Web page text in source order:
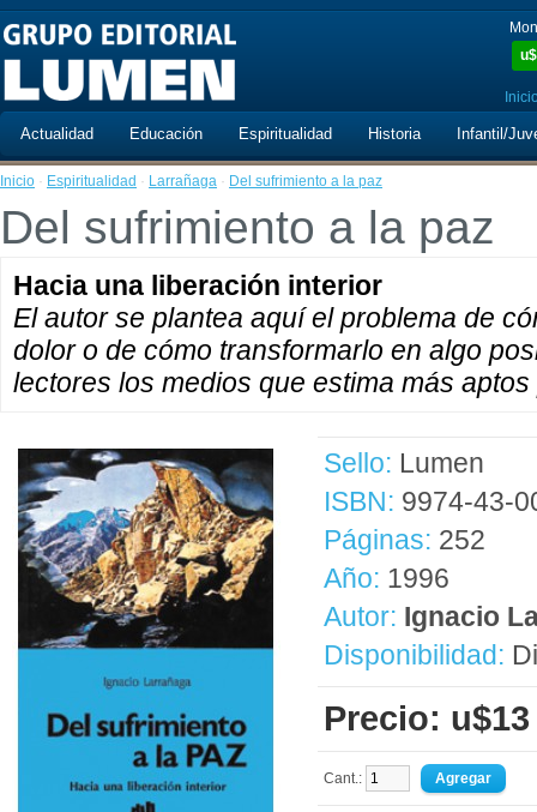
u$
Actualidad Educación Espiritualidad Historia Infantil/
Inicio · Espiritualidad · Larrañaga · Del sufrimiento a la paz
Del sufrimiento a la paz
Hacia una liberación interior
El autor se plantea aquí el problema de
dolor o de cómo transformarlo en algo
lectores los medios que estima más
Sello: Lumen
ISBN: 9974-43-
Páginas: 252
Año: 1996
Autor: Ignacio
Disponibilidad:
Precio: u$13
Cant.: